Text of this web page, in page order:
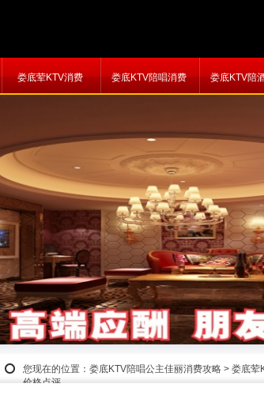
娄底荤KTV消费 娄底KTV陪唱消费 娄底KTV陪
您现在的位置： 娄底KTV陪唱公主佳丽消费攻略 > 娄底荤
价格点评